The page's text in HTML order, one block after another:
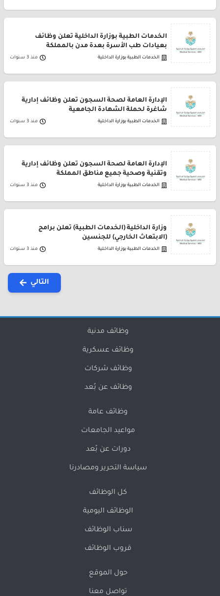
الخدمات الطبية بوزارة الداخلية تعلن وظائف
بعيادات طب الأسرة بعدة مدن بالمملكة
الخدمات الطبية بوزارة الداخلية منذ 3 سنوات
الإدارة العامة لصحة السجون تعلن وظائف إدارية
شاغرة لحملة الشهادة الجامعية
الخدمات الطبية بوزارة الداخلية منذ 3 سنوات
الإدارة العامة لصحة السجون تعلن وظائف إدارية
وتقنية وصحية جميع مناطق المملكة
الخدمات الطبية بوزارة الداخلية منذ 3 سنوات
وزارة الداخلية (الخدمات الطبية) تعلن برامج
(الابتعاث الخارجي) للجنسين
الخدمات الطبية بوزارة الداخلية منذ 3 سنوات
التالي
وظائف مدنية
وظائف عسكرية
وظائف شركات
وظائف عن بُعد
وظائف عامة
مواعيد الجامعات
دورات عن بُعد
سياسة التحرير ومصادرنا
كل الوظائف
الوظائف اليومية
سناب الوظائف
قروب الوظائف
حول الموقع
تواصل معنا